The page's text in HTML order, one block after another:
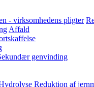
- virksomhedens pligter
Affald
genvinding
Reduktion af